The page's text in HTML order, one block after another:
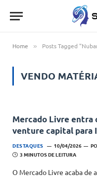
Home » Posts Tagged
VENDO
Mercado Livre entra
venture capital para
DESTAQUES 10/04/2026
3 MINUTOS DE LEITURA
O Mercado Livre acaba de